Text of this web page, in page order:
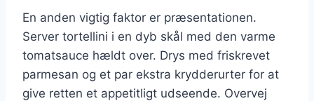
En anden vigtig faktor er præsentationen.
Server tortellini i en dyb skål med den varme
tomatsauce hældt over. Drys med friskrevet
parmesan og et par ekstra krydderurter for at
give retten et appetitligt udseende. Overvej